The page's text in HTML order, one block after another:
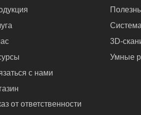
с нами
от ответственности
3D-
Умные